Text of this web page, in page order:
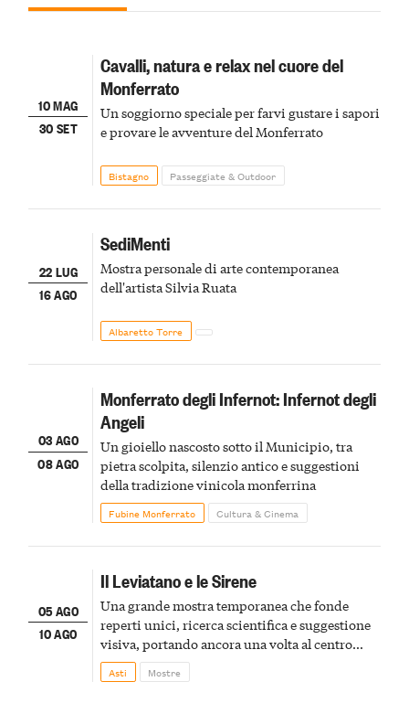
10 MAG
30 SET
Cavalli, natura e relax nel cuore del
Monferrato
Un soggiorno speciale per farvi gustare i sapori
e provare le avventure del Monferrato
Bistagno Passeggiate & Outdoor
22 LUG
16 AGO
SediMenti
Mostra personale di arte contemporanea
dell'artista Silvia Ruata
Albaretto Torre
03 AGO
08 AGO
Monferrato degli Infernot: Infernot degli
Angeli
Un gioiello nascosto sotto il Municipio, tra
pietra scolpita, silenzio antico e suggestioni
della tradizione vinicola monferrina
Fubine Monferrato Cultura & Cinema
05 AGO
10 AGO
Il Leviatano e le Sirene
Una grande mostra temporanea che fonde
reperti unici, ricerca scientifica e suggestione
visiva, portando ancora una volta al centro
della scena le meraviglie del passato astigiano
Asti Mostre